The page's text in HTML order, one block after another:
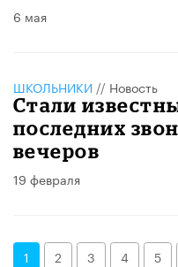
6 мая
ШКОЛЬНИКИ // Новость
Стали
последних
вечеров
19 февраля
1 2 3 4 5